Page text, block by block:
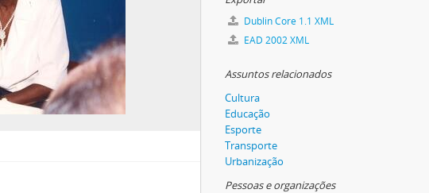
Dublin Core 1.1 XML
EAD 2002 XML
Assuntos relacionados
Cultura
Educação
Esporte
Transporte
Urbanização
Pessoas e organizações